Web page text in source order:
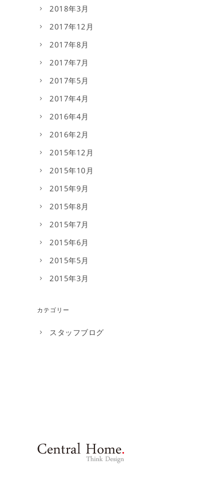
2018年3月
2017年12月
2017年8月
2017年7月
2017年5月
2017年4月
2016年4月
2016年2月
2015年12月
2015年10月
2015年9月
2015年8月
2015年7月
2015年6月
2015年5月
2015年3月
カテゴリー
スタッフブログ